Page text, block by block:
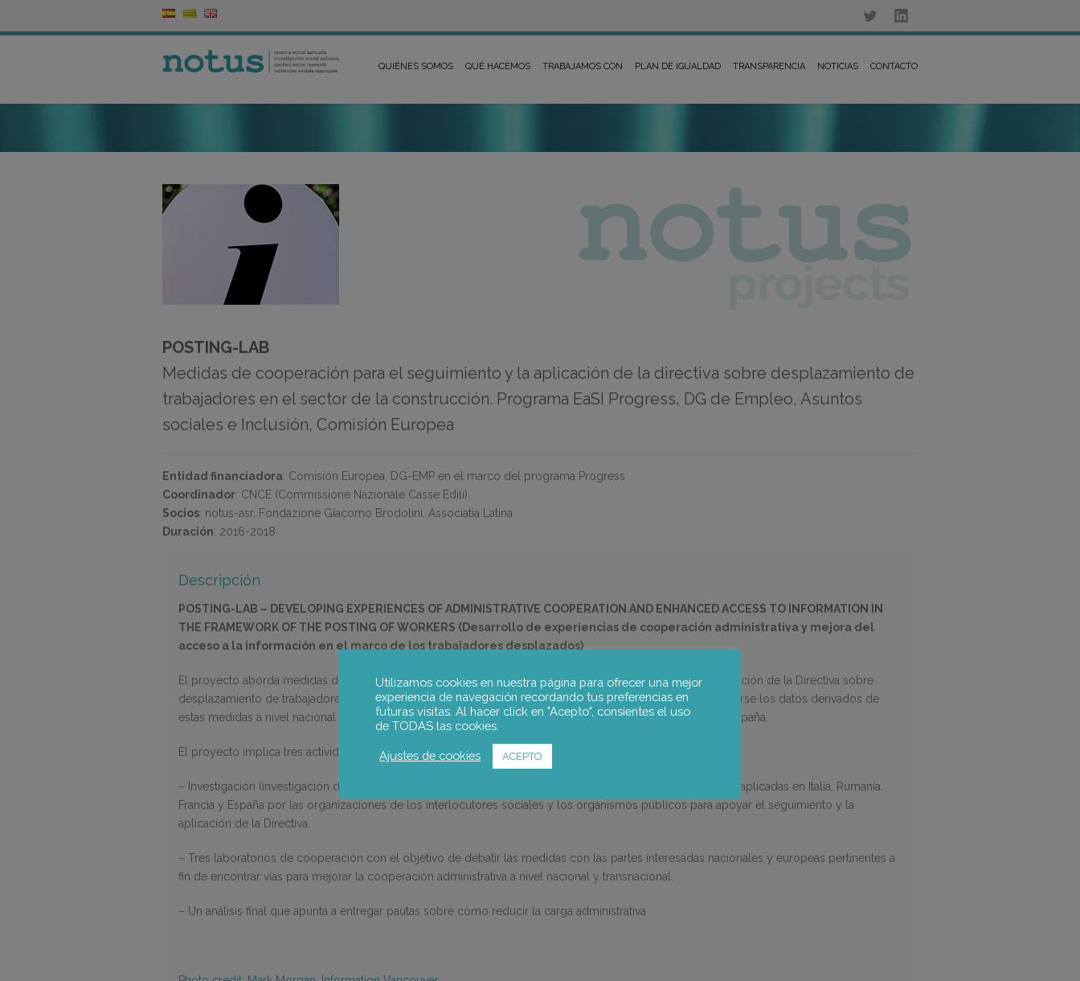
QUIÉNES SOMOS QUÉ HACEMOS TRABAJAMOS CON PLAN DE IGUALDAD TRANSPARENCIA NOTICIAS CONTACTO
POSTING-LAB
Medidas de cooperación para el seguimiento y la aplicación de la directiva sobre desplazamiento de
trabajadores en el sector de la construcción. Programa EaSI Progress, DG de Empleo, Asuntos
sociales e Inclusión, Comisión Europea
Entidad financiadora: Comisión Europea, DG-EMP en el marco del programa Progress
Coordinador: CNCE (Commissione Nazionale Casse Edili)
Socios: notus-asr, Fondazione Giacomo Brodolini, Associatia Latina
Duración: 2016-2018
Descripción
POSTING-LAB – DEVELOPING EXPERIENCES OF ADMINISTRATIVE COOPERATION AND ENHANCED ACCESS TO INFORMATION IN
THE FRAMEWORK OF THE POSTING OF WORKERS (Desarrollo de experiencias de cooperación administrativa y mejora del
acceso a la información en el marco de los trabajadores desplazados)
El proyecto aborda medidas de cooperación e intercambio de información sobre el seguimiento y la aplicación de la Directiva sobre
desplazamiento de trabajadores en el sector de la construcción a fin de determinar cómo pueden compartirse los datos derivados de
estas medidas a nivel nacional y transnacional. El proyecto se centra en 4 países: Italia, Rumania, Francia y España.
El proyecto implica tres actividades principales:
– Investigación (investigación documental y trabajo de campo) destinada a identificar y analizar las medidas aplicadas en Italia, Rumanía,
Francia y España por las organizaciones de los interlocutores sociales y los organismos públicos para apoyar el seguimiento y la
aplicación de la Directiva.
– Tres laboratorios de cooperación con el objetivo de debatir las medidas con las partes interesadas nacionales y europeas pertinentes a
fin de encontrar vías para mejorar la cooperación administrativa a nivel nacional y transnacional.
– Un análisis final que apunta a entregar pautas sobre cómo reducir la carga administrativa
Utilizamos cookies en nuestra página para ofrecer una mejor
experiencia de navegación recordando tus preferencias en
futuras visitas. Al hacer click en "Acepto", consientes el uso
de TODAS las cookies.
Ajustes de cookies ACEPTO